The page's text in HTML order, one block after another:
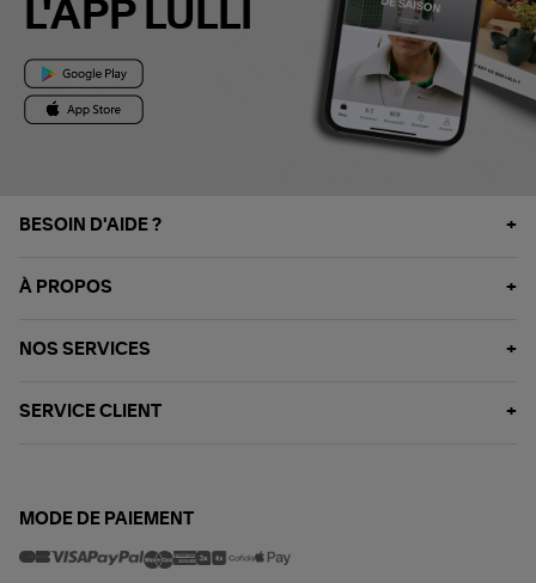
L'APP LULLI
BESOIN D'AIDE ?
À PROPOS
NOS SERVICES
SERVICE CLIENT
MODE DE PAIEMENT